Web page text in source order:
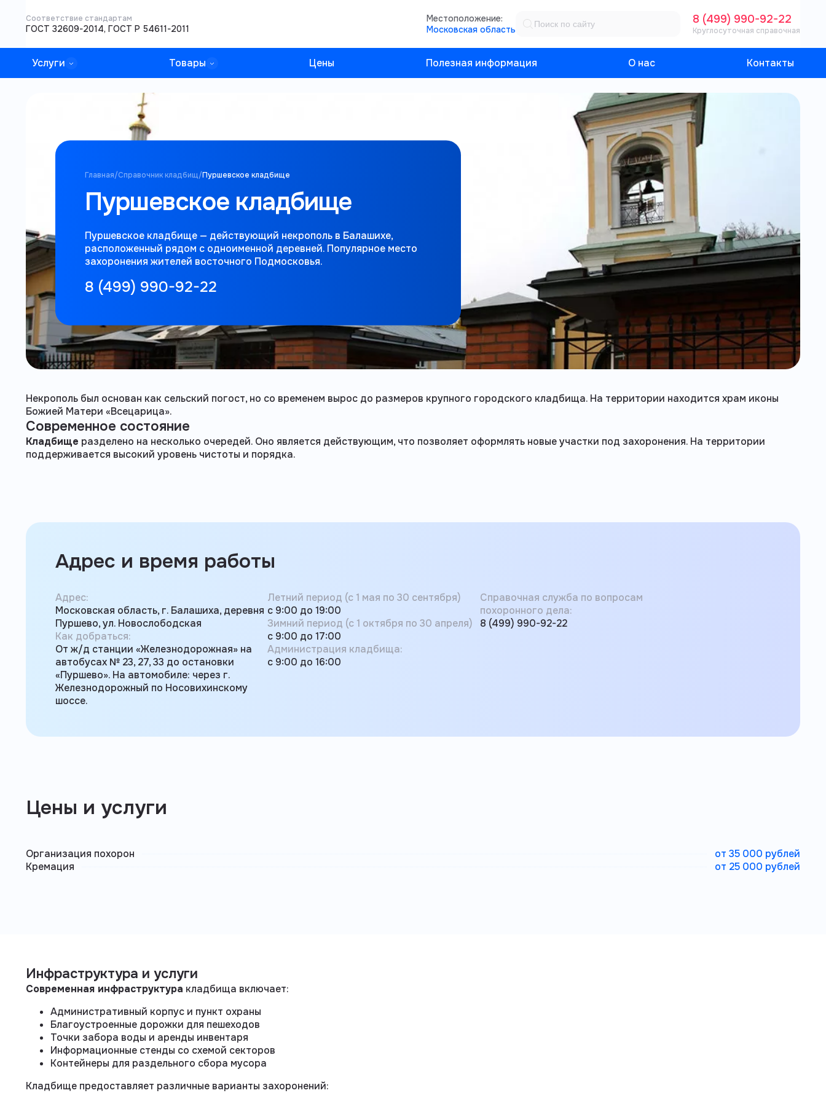
Соответствие стандартам
ГОСТ 32609-2014, ГОСТ Р 54611-2011
Местоположение:
Московская область
8 (499) 990-92-22
Круглосуточная справочная
Услуги Товары Цены Полезная информация О нас Контакты
Главная/Справочник кладбищ/Пуршевское кладбище
Пуршевское кладбище
Пуршевское кладбище — действующий некрополь в Балашихе,
расположенный рядом с одноименной деревней. Популярное место
захоронения жителей восточного Подмосковья.
8 (499) 990-92-22
Некрополь был основан как сельский погост, но со временем вырос до размеров крупного городского кладбища. На территории находится храм иконы
Божией Матери «Всецарица».
Современное состояние
Кладбище разделено на несколько очередей. Оно является действующим, что позволяет оформлять новые участки под захоронения. На территории
поддерживается высокий уровень чистоты и порядка.
Адрес и время работы
Адрес:
Московская область, г. Балашиха, деревня
Пуршево, ул. Новослободская
Как добраться:
От ж/д станции «Железнодорожная» на
автобусах № 23, 27, 33 до остановки
«Пуршево». На автомобиле: через г.
Железнодорожный по Носовихинскому
шоссе.
Летний период (с 1 мая по 30 сентября)
с 9:00 до 19:00
Зимний период (с 1 октября по 30 апреля)
с 9:00 до 17:00
Администрация кладбища:
с 9:00 до 16:00
Справочная служба по вопросам
похоронного дела:
8 (499) 990-92-22
Цены и услуги
Организация похорон
от 35 000 рублей
Кремация
от 25 000 рублей
Инфраструктура и услуги
Современная инфраструктура кладбища включает:
Административный корпус и пункт охраны
Благоустроенные дорожки для пешеходов
Точки забора воды и аренды инвентаря
Информационные стенды со схемой секторов
Контейнеры для раздельного сбора мусора
Кладбище предоставляет различные варианты захоронений: